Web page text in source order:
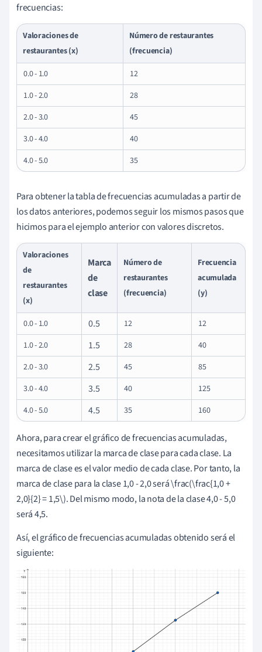
frecuencias:
Valoraciones de
restaurantes (x)
Número de restaurantes
(frecuencia)
0.0 - 1.0
12
1.0 - 2.0
28
2.0 - 3.0
45
3.0 - 4.0
40
4.0 - 5.0
35
Para obtener la tabla de frecuencias acumuladas a partir de
los datos anteriores, podemos seguir los mismos pasos que
hicimos para el ejemplo anterior con valores discretos.
Valoraciones
de
restaurantes
(x)
Marca
de
clase
Número de
restaurantes
(frecuencia)
Frecuencia
acumulada
(y)
0.0 - 1.0 0.5 12
12
1.0 - 2.0
1.5 28
40
2.0 - 3.0
2.5 45
85
3.0 - 4.0
3.5 40
125
4.0 - 5.0
4.5 35 160
Ahora, para crear el gráfico de frecuencias acumuladas,
necesitamos utilizar la marca de clase para cada clase. La
marca de clase es el valor medio de cada clase. Por tanto, la
marca de clase para la clase 1,0 - 2,0 será \frac(\frac{1,0 +
2,0}{2} = 1,5\). Del mismo modo, la nota de la clase 4,0 - 5,0
será 4,5.
Así, el gráfico de frecuencias acumuladas obtenido será el
siguiente: